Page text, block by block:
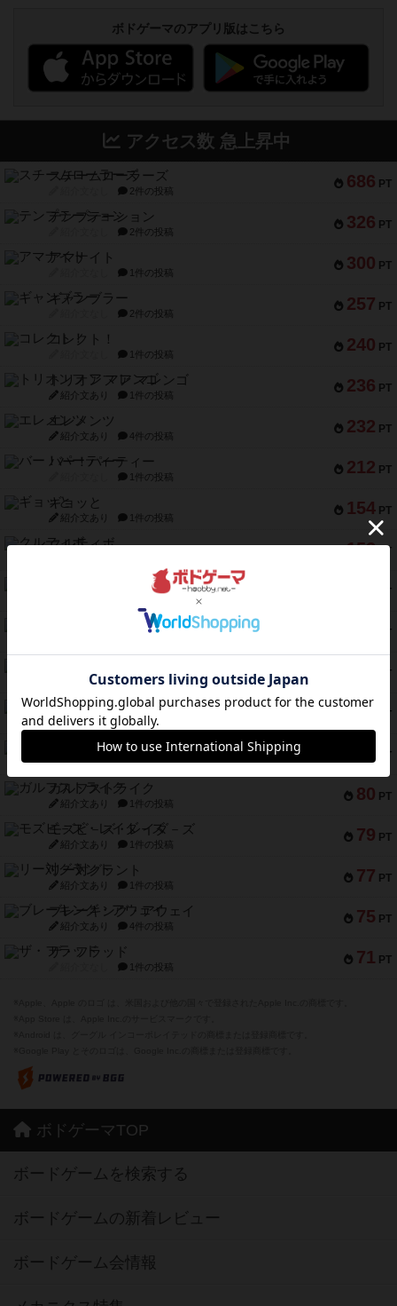
ボドゲーマのアプリ版はこちら
アクセス数 急上昇中
686 PT
スチームローラーズ
2件の投稿
326 PT
テンプテーション
2件の投稿
300 PT
アマナイト
1件の投稿
257 PT
ギャンブラー
2件の投稿
240 PT
コレクト！
1件の投稿
236 PT
トリオンフ ア マレンゴ
紹介文あり 1件の投稿
232 PT
エレメンツ
紹介文あり 4件の投稿
212 PT
バー！パーティー
1件の投稿
154 PT
ギョッと
紹介文あり 1件の投稿
152 PT
クルティボ
PT
PT
ドブル：ポケットモンスター
PT
紹介文なし 5件の投稿
94 PT
ファースト・イン・フライト
紹介文あり 3件の投稿
PT
ダイススローン
紹介文なし 1件の投稿
80 PT
ガルフストライク
紹介文あり 1件の投稿
79 PT
モズビ－ズ・レイダ－ズ
紹介文あり 1件の投稿
77 PT
リー対グラント
紹介文あり 1件の投稿
75 PT
ブレーキング・アウェイ
紹介文あり 4件の投稿
71 PT
ザ・フラッド
1件の投稿
ボドゲーマTOP
ボードゲームを検索する
ボードゲームの新着レビュー
ボードゲーム会情報